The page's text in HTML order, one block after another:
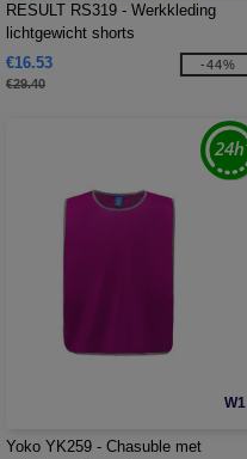
RESULT RS319 - Werkkleding
lichtgewicht shorts
€16.53
€29.40
-44%
W1
Yoko YK259 - Chasuble met